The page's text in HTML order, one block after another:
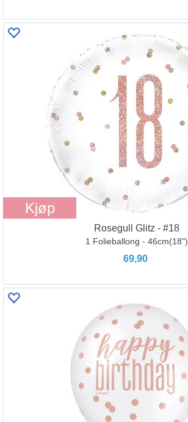
Kjøp
Rosegull Glitz - #18
1 Folieballong - 46cm(18")
69,90